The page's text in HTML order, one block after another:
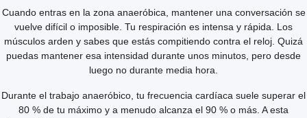
Cuando entras en la zona anaeróbica, mantener una conversación se
vuelve difícil o imposible. Tu respiración es intensa y rápida. Los
músculos arden y sabes que estás compitiendo contra el reloj. Quizá
puedas mantener esa intensidad durante unos minutos, pero desde
luego no durante media hora.
Durante el trabajo anaeróbico, tu frecuencia cardíaca suele superar el
80 % de tu máximo y a menudo alcanza el 90 % o más. A esta